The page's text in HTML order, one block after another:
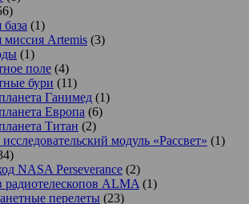
(1)
миссия Artemis (3)
(1)
поле (4)
бури (11)
Ганимед (1)
Европа (6)
Титан (2)
модуль «Рассвет» (1)
NASA Perseverance (2)
радиотелескопов ALMA (1)
перелеты (23)